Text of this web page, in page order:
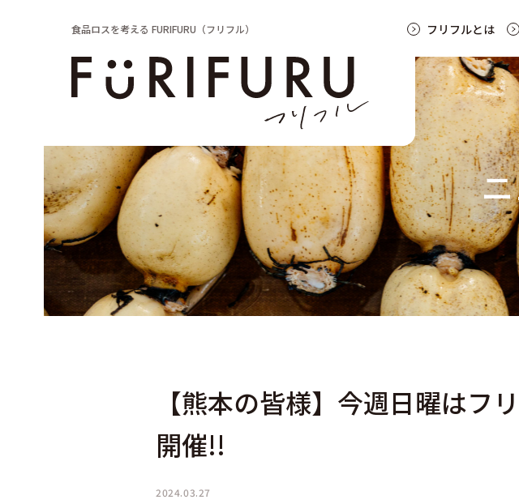
食品ロスを考える FURIFURU（フリフル） フリフルとは
【熊本の皆様】今週日曜はフ
開催!!
2024.03.27